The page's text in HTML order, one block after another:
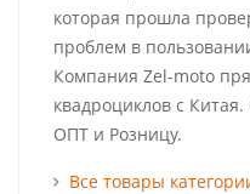
которая прошла
проблем в
Компания Zel-moto
квадроциклов с
ОПТ и Розницу.
Все товары